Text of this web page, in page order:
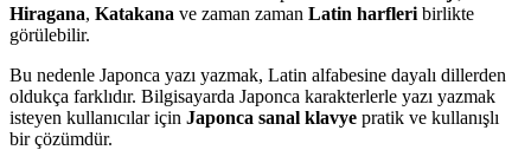
Hiragana, Katakana ve zaman zaman Latin harfleri birlikte
görülebilir.
Bu nedenle Japonca yazı yazmak, Latin alfabesine dayalı dillerden
oldukça farklıdır. Bilgisayarda Japonca karakterlerle yazı yazmak
isteyen kullanıcılar için Japonca sanal klavye pratik ve kullanışlı
bir çözümdür.